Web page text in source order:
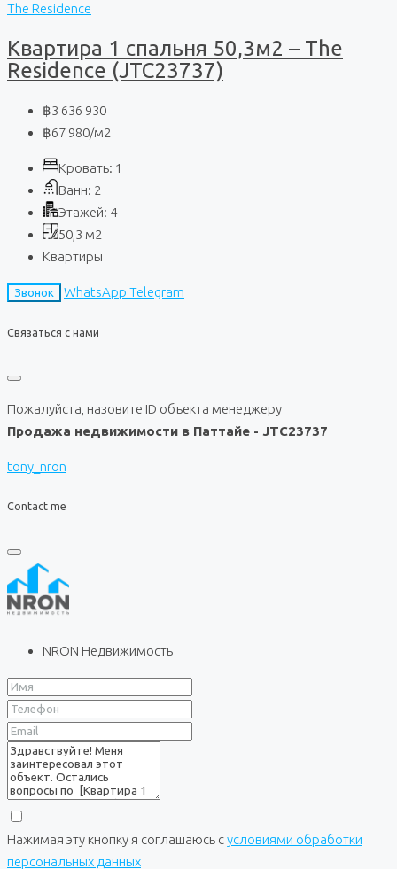
The Residence
Квартира 1 спальня 50,3м2 – The
Residence (JTC23737)
฿3 636 930
฿67 980/м2
Кровать: 1
Ванн: 2
Этажей: 4
50,3 м2
Квартиры
Звонок WhatsApp Telegram
Связаться с нами
Пожалуйста, назовите ID объекта менеджеру
Продажа недвижимости в Паттайе - JTC23737
tony_nron
Contact me
NRON Недвижимость
Нажимая эту кнопку я соглашаюсь сусловиями обработки
персональных данных